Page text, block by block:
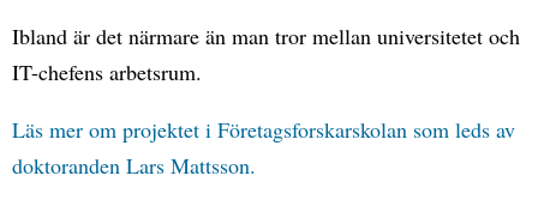
Ibland är det närmare än man tror mellan universitetet och
IT-chefens arbetsrum.
Läs mer om projektet i Företagsforskarskolan som leds av
doktoranden Lars Mattsson.